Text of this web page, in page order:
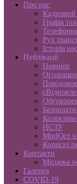
Про нас
Кадровий
Графік
Рух
Історія
Публікації
Новини
НСЗУ
МінЮст
Корисні
Контакти
Місцева
Галерея
COVID-19